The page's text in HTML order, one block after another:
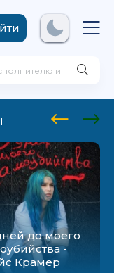
до моего
-
Крамер